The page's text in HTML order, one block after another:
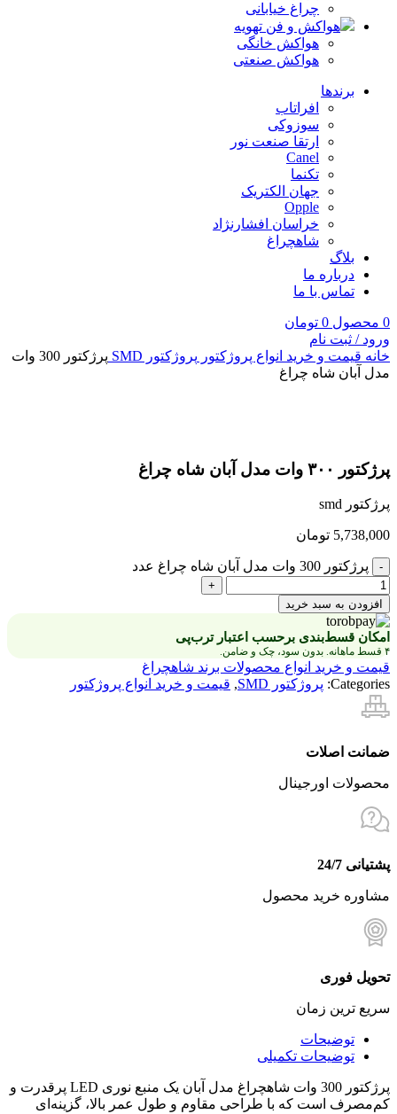
چراغ خیابانی
هواکش و فن تهویه
هواکش خانگی
هواکش صنعتی
برندها
افراتاب
سوزوکی
ارتقا صنعت نور
Canel
تکنما
جهان الکتریک
Opple
خراسان افشارنژاد
شاهچراغ
بلاگ
درباره ما
تماس با ما
0 محصول 0 تومان
ورود / ثبت نام
خانه قیمت و خرید انواع پروژکتور پروژکتور SMD
پرژکتور 300 وات
مدل آبان شاه چراغ
پرژکتور ۳۰۰ وات مدل آبان شاه چراغ
پرژکتور smd
5,738,000 تومان
پرژکتور 300 وات مدل آبان شاه چراغ عدد
افزودن به سبد خرید
امکان قسط‌بندی برحسب اعتبار ترب‌پی
۴ قسط ماهانه. بدون سود، چک و ضامن.
قیمت و خرید انواع محصولات برند شاهچراغ
Categories: پروژکتور SMD , قیمت و خرید انواع پروژکتور
ضمانت اصلات
محصولات اورجینال
پشتیانی 24/7
مشاوره خرید محصول
تحویل فوری
سریع ترین زمان
توضیحات
توضیحات تکمیلی
پرژکتور 300 وات شاهچراغ مدل آبان یک منبع نوری LED پرقدرت و
کم‌مصرف است که با طراحی مقاوم و طول عمر بالا، گزینه‌ای